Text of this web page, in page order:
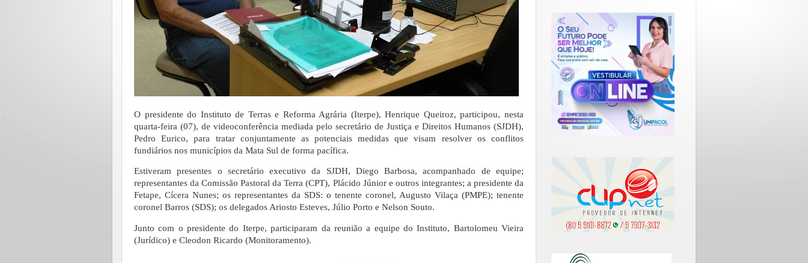
O presidente do Instituto de Terras e Reforma Agrária (Iterpe), Henrique Queiroz, participou, nesta
quarta-feira (07), de videoconferência mediada pelo secretário de Justiça e Direitos Humanos (SJDH),
Pedro Eurico, para tratar conjuntamente as potenciais medidas que visam resolver os conflitos
fundiários nos municípios da Mata Sul de forma pacífica.
Estiveram presentes o secretário executivo da SJDH, Diego Barbosa, acompanhado de equipe;
representantes da Comissão Pastoral da Terra (CPT), Plácido Júnior e outros integrantes; a presidente da
Fetape, Cícera Nunes; os representantes da SDS: o tenente coronel, Augusto Vilaça (PMPE); tenente
coronel Barros (SDS); os delegados Ariosto Esteves, Júlio Porto e Nelson Souto.
Junto com o presidente do Iterpe, participaram da reunião a equipe do Instituto, Bartolomeu Vieira
(Jurídico) e Cleodon Ricardo (Monitoramento).